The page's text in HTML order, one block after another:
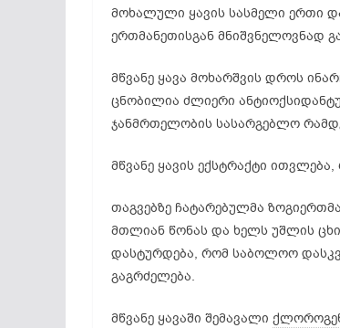
მოხალული ყავის სასმელი ერთი
ერთმანეთისგან მნიშვნელოვნად
მწვანე ყავა მოხარშვის დროს
ცნობილია ძლიერი
ჯანმრთელობის სასარგებლო
მწვანე ყავის ექსტრაქტი
თაგვებზე ჩატარებულმა
მთლიან წონას და ხელს უშლის
დასტურდება, რომ საბოლოო
გაგრძელება.
მწვანე ყავაში შემავალი